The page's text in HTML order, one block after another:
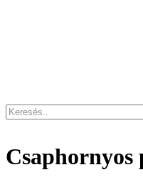
Csaphornyos